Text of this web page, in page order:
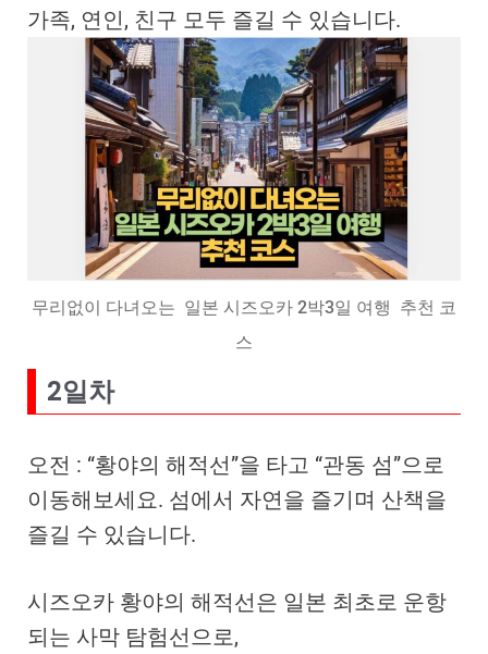
가족, 연인, 친구 모두 즐길 수 있습니다.
무리없이 다녀오는 일본 시즈오카 2박3일 여행 추천 코
스
2일차
오전 : “황야의 해적선”을 타고 “관동 섬”으로
이동해보세요. 섬에서 자연을 즐기며 산책을
즐길 수 있습니다.
시즈오카 황야의 해적선은 일본 최초로 운항
되는 사막 탐험선으로,